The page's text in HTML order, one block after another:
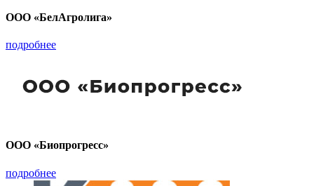
ООО «БелАгролига»
подробнее
ООО «Биопрогресс»
подробнее